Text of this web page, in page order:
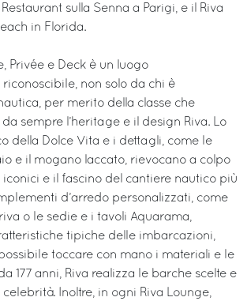
sulla Senna a Parigi, e il Riva
in Florida.
Privée e Deck è un luogo
non solo da chi è
per merito della classe che
sempre l’heritage e il design Riva. Lo
della Dolce Vita e i dettagli, come le
e il mogano laccato, rievocano a colpo
iconici e il fascino del cantiere nautico più
d’arredo personalizzati, come
o le sedie e i tavoli Aquarama,
tipiche delle imbarcazioni,
toccare con mano i materiali e le
177 anni, Riva realizza le barche scelte e
Inoltre, in ogni Riva Lounge,